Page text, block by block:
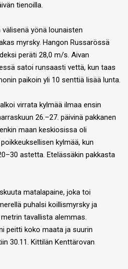
tienoilla.
yönä lounaisten
myrsky. Hangon Russarössä
peräti 28,0 m/s. Aivan
satoi runsaasti vettä, kun taas
paikoin yli 10 senttiä lisää lunta.
virrata kylmää ilmaa ensin
26.–27. päivinä pakkanen
maan keskiosissa oli
kylmää, kun
astetta. Etelässäkin pakkasta
matalapaine, joka toi
puhalsi koillismyrsky ja
tavallista alemmas.
peitti koko maata ja suurin
30.11. Kittilän Kenttärovan